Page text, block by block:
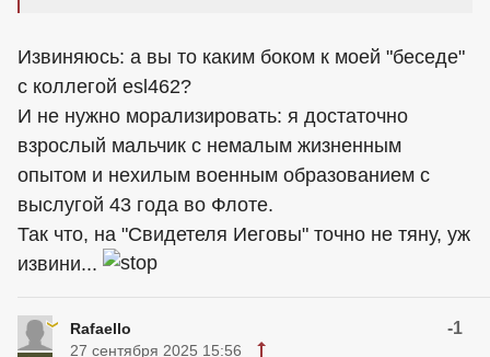
Извиняюсь: а вы то каким боком к моей "беседе"
с коллегой esl462?
И не нужно морализировать: я достаточно
взрослый мальчик с немалым жизненным
опытом и нехилым военным образованием с
выслугой 43 года во Флоте.
Так что, на "Свидетеля Иеговы" точно не тяну, уж
извини...
Rafaello -1
27 сентября 2025 15:56